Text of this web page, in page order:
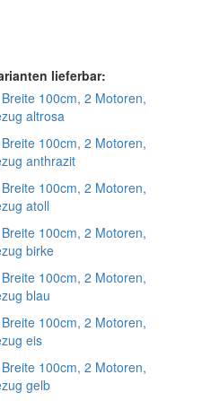
lieferbar:
100cm, 2 Motoren,
altrosa
100cm, 2 Motoren,
anthrazit
100cm, 2 Motoren,
atoll
100cm, 2 Motoren,
birke
100cm, 2 Motoren,
blau
100cm, 2 Motoren,
eis
100cm, 2 Motoren,
gelb